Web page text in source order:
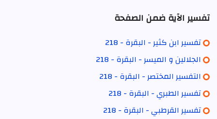
تفسير الآية ضمن الصفحة
تفسير ابن كثير - البقرة - 218
الجلالين و الميسر - البقرة - 218
التفسير المختصر - البقرة - 218
تفسير الطبري - البقرة - 218
تفسير القرطبي - البقرة - 218